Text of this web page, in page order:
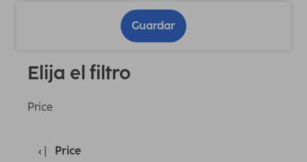
Guardar
Elija el filtro
Price
Price